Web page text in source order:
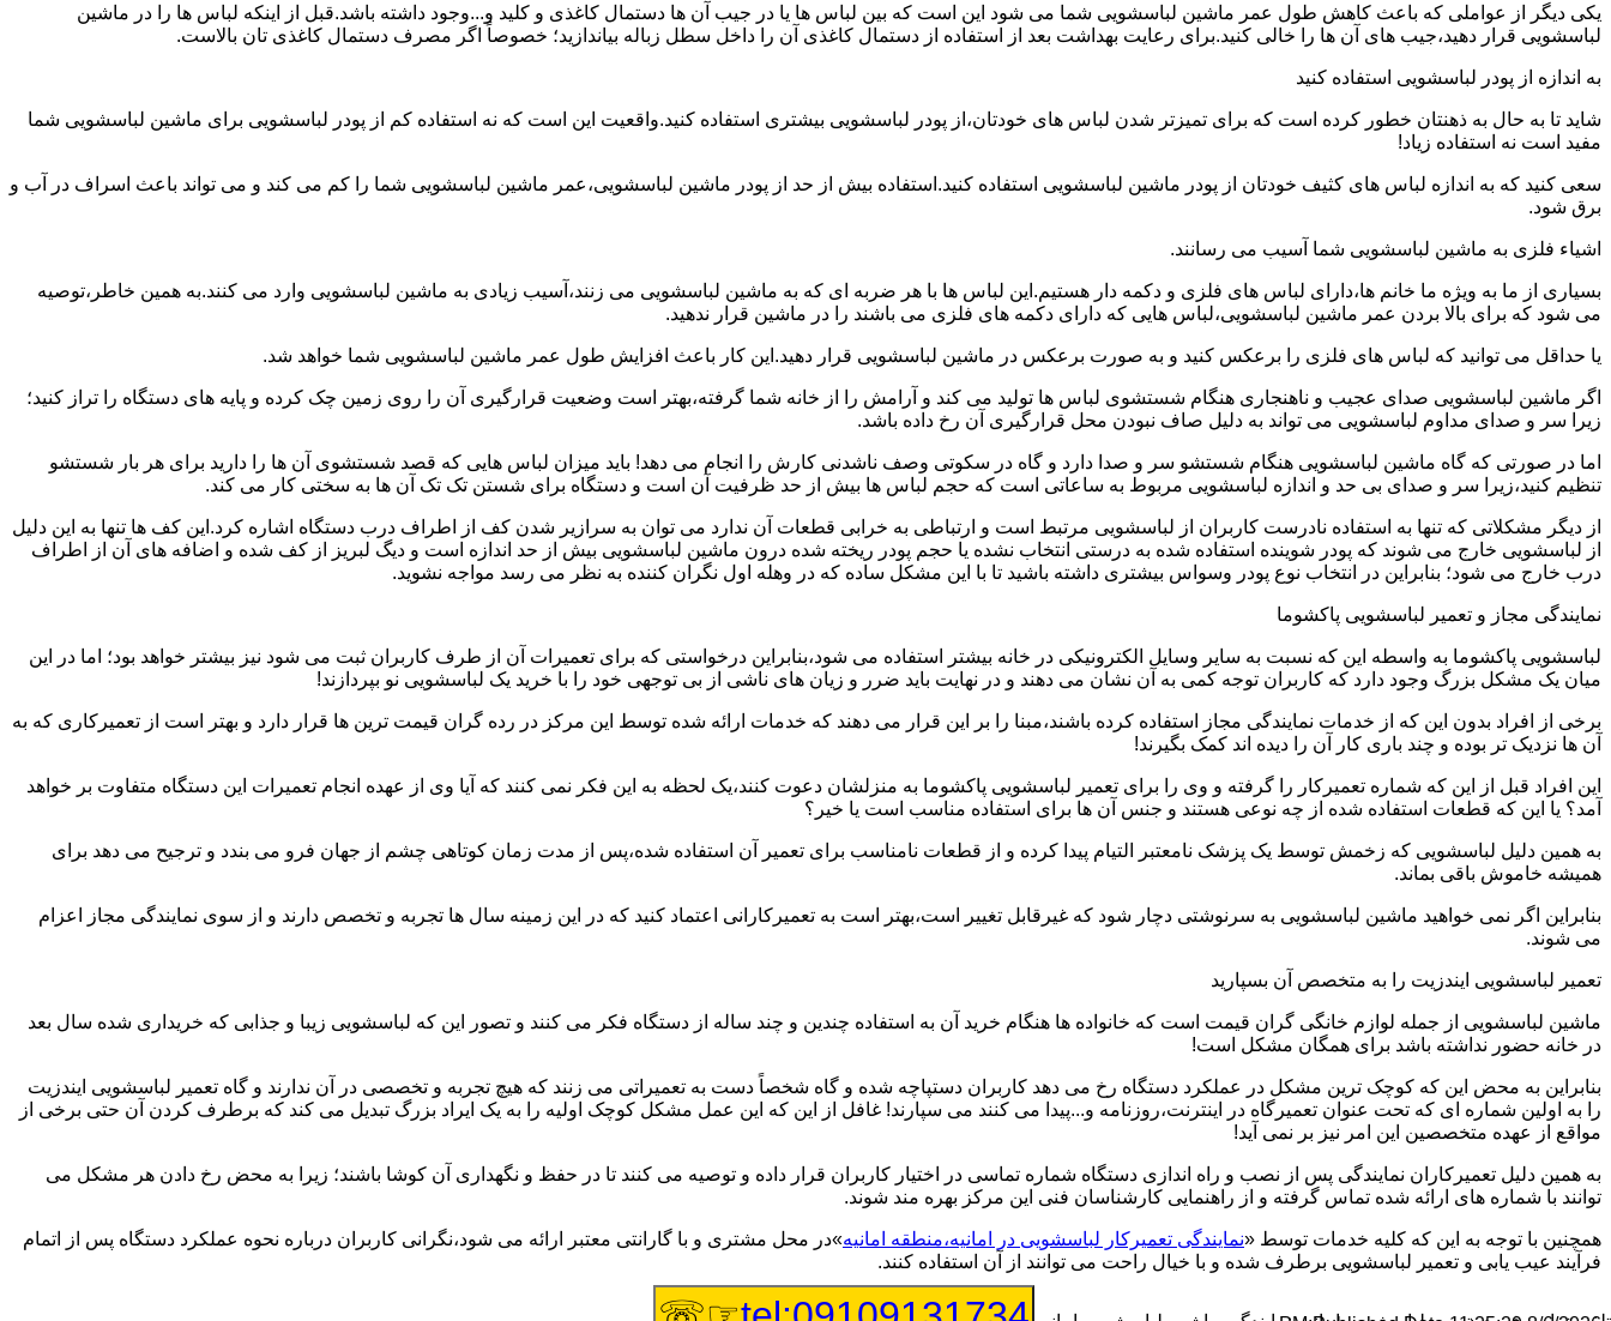
یکی دیگر از عواملی که باعث کاهش طول عمر ماشین لباسشویی شما می شود این است که بین لباس ها یا در جیب آن ها دستمال کاغذی و کلید و...وجود داشته باشد.قبل از اینکه لباس ها را در ماشین
لباسشویی قرار دهید،جیب های آن ها را خالی کنید.برای رعایت بهداشت بعد از استفاده از دستمال کاغذی آن را داخل سطل زباله بیاندازید؛ خصوصاً اگر مصرف دستمال کاغذی تان بالاست.
به اندازه از پودر لباسشویی استفاده کنید
شاید تا به حال به ذهنتان خطور کرده است که برای تمیزتر شدن لباس های خودتان،از پودر لباسشویی بیشتری استفاده کنید.واقعیت این است که نه استفاده کم از پودر لباسشویی برای ماشین لباسشویی شما
مفید است نه استفاده زیاد!
سعی کنید که به اندازه لباس های کثیف خودتان از پودر ماشین لباسشویی استفاده کنید.استفاده بیش از حد از پودر ماشین لباسشویی،عمر ماشین لباسشویی شما را کم می کند و می تواند باعث اسراف در آب و
برق شود.
اشیاء فلزی به ماشین لباسشویی شما آسیب می رسانند.
بسیاری از ما به ویژه ما خانم ها،دارای لباس های فلزی و دکمه دار هستیم.این لباس ها با هر ضربه ای که به ماشین لباسشویی می زنند،آسیب زیادی به ماشین لباسشویی وارد می کنند.به همین خاطر،توصیه
می شود که برای بالا بردن عمر ماشین لباسشویی،لباس هایی که دارای دکمه های فلزی می باشند را در ماشین قرار ندهید.
یا حداقل می توانید که لباس های فلزی را برعکس کنید و به صورت برعکس در ماشین لباسشویی قرار دهید.این کار باعث افزایش طول عمر ماشین لباسشویی شما خواهد شد.
اگر ماشین لباسشویی صدای عجیب و ناهنجاری هنگام شستشوی لباس ها تولید می کند و آرامش را از خانه شما گرفته،بهتر است وضعیت قرارگیری آن را روی زمین چک کرده و پایه های دستگاه را تراز کنید؛
زیرا سر و صدای مداوم لباسشویی می تواند به دلیل صاف نبودن محل قرارگیری آن رخ داده باشد.
اما در صورتی که گاه ماشین لباسشویی هنگام شستشو سر و صدا دارد و گاه در سکوتی وصف ناشدنی کارش را انجام می دهد! باید میزان لباس هایی که قصد شستشوی آن ها را دارید برای هر بار شستشو
تنظیم کنید،زیرا سر و صدای بی حد و اندازه لباسشویی مربوط به ساعاتی است که حجم لباس ها بیش از حد ظرفیت آن است و دستگاه برای شستن تک تک آن ها به سختی کار می کند.
از دیگر مشکلاتی که تنها به استفاده نادرست کاربران از لباسشویی مرتبط است و ارتباطی به خرابی قطعات آن ندارد می توان به سرازیر شدن کف از اطراف درب دستگاه اشاره کرد.این کف ها تنها به این دلیل
از لباسشویی خارج می شوند که پودر شوینده استفاده شده به درستی انتخاب نشده یا حجم پودر ریخته شده درون ماشین لباسشویی بیش از حد اندازه است و دیگ لبریز از کف شده و اضافه های آن از اطراف
درب خارج می شود؛ بنابراین در انتخاب نوع پودر وسواس بیشتری داشته باشید تا با این مشکل ساده که در وهله اول نگران کننده به نظر می رسد مواجه نشوید.
نمایندگی مجاز و تعمیر لباسشویی پاکشوما
لباسشویی پاکشوما به واسطه این که نسبت به سایر وسایل الکترونیکی در خانه بیشتر استفاده می شود،بنابراین درخواستی که برای تعمیرات آن از طرف کاربران ثبت می شود نیز بیشتر خواهد بود؛ اما در این
میان یک مشکل بزرگ وجود دارد که کاربران توجه کمی به آن نشان می دهند و در نهایت باید ضرر و زیان های ناشی از بی توجهی خود را با خرید یک لباسشویی نو بپردازند!
برخی از افراد بدون این که از خدمات نمایندگی مجاز استفاده کرده باشند،مبنا را بر این قرار می دهند که خدمات ارائه شده توسط این مرکز در رده گران قیمت ترین ها قرار دارد و بهتر است از تعمیرکاری که به
آن ها نزدیک تر بوده و چند باری کار آن را دیده اند کمک بگیرند!
این افراد قبل از این که شماره تعمیرکار را گرفته و وی را برای تعمیر لباسشویی پاکشوما به منزلشان دعوت کنند،یک لحظه به این فکر نمی کنند که آیا وی از عهده انجام تعمیرات این دستگاه متفاوت بر خواهد
آمد؟ یا این که قطعات استفاده شده از چه نوعی هستند و جنس آن ها برای استفاده مناسب است یا خیر؟
به همین دلیل لباسشویی که زخمش توسط یک پزشک نامعتبر التیام پیدا کرده و از قطعات نامناسب برای تعمیر آن استفاده شده،پس از مدت زمان کوتاهی چشم از جهان فرو می بندد و ترجیح می دهد برای
همیشه خاموش باقی بماند.
بنابراین اگر نمی خواهید ماشین لباسشویی به سرنوشتی دچار شود که غیرقابل تغییر است،بهتر است به تعمیرکارانی اعتماد کنید که در این زمینه سال ها تجربه و تخصص دارند و از سوی نمایندگی مجاز اعزام
می شوند.
تعمیر لباسشویی ایندزیت را به متخصص آن بسپارید
ماشین لباسشویی از جمله لوازم خانگی گران قیمت است که خانواده ها هنگام خرید آن به استفاده چندین و چند ساله از دستگاه فکر می کنند و تصور این که لباسشویی زیبا و جذابی که خریداری شده سال بعد
در خانه حضور نداشته باشد برای همگان مشکل است!
بنابراین به محض این که کوچک ترین مشکل در عملکرد دستگاه رخ می دهد کاربران دستپاچه شده و گاه شخصاً دست به تعمیراتی می زنند که هیچ تجربه و تخصصی در آن ندارند و گاه تعمیر لباسشویی ایندزیت
را به اولین شماره ای که تحت عنوان تعمیرگاه در اینترنت،روزنامه و...پیدا می کنند می سپارند! غافل از این که این عمل مشکل کوچک اولیه را به یک ایراد بزرگ تبدیل می کند که برطرف کردن آن حتی برخی از
مواقع از عهده متخصصین این امر نیز بر نمی آید!
به همین دلیل تعمیرکاران نمایندگی پس از نصب و راه اندازی دستگاه شماره تماسی در اختیار کاربران قرار داده و توصیه می کنند تا در حفظ و نگهداری آن کوشا باشند؛ زیرا به محض رخ دادن هر مشکل می
توانند با شماره های ارائه شده تماس گرفته و از راهنمایی کارشناسان فنی این مرکز بهره مند شوند.
همچنین با توجه به این که کلیه خدمات توسط «نمایندگی تعمیرکار لباسشویی در امانیه،منطقه امانیه»در محل مشتری و با گارانتی معتبر ارائه می شود،نگرانی کاربران درباره نحوه عملکرد دستگاه پس از اتمام
فرآیند عیب یابی و تعمیر لباسشویی برطرف شده و با خیال راحت می توانند از آن استفاده کنند.